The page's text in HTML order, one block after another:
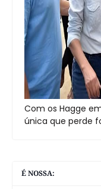
Com os Hagge
única que perde
É NOSSA: